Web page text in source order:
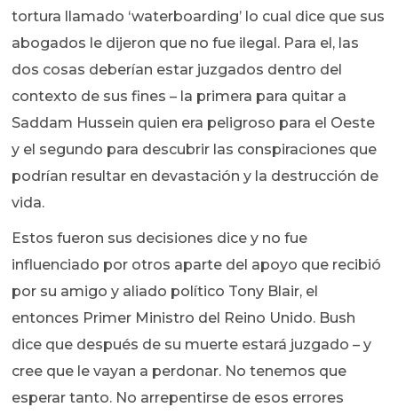
tortura llamado ‘waterboarding’ lo cual dice que sus
abogados le dijeron que no fue ilegal. Para el, las
dos cosas deberían estar juzgados dentro del
contexto de sus fines – la primera para quitar a
Saddam Hussein quien era peligroso para el Oeste
y el segundo para descubrir las conspiraciones que
podrían resultar en devastación y la destrucción de
vida.
Estos fueron sus decisiones dice y no fue
influenciado por otros aparte del apoyo que recibió
por su amigo y aliado político Tony Blair, el
entonces Primer Ministro del Reino Unido. Bush
dice que después de su muerte estará juzgado – y
cree que le vayan a perdonar. No tenemos que
esperar tanto. No arrepentirse de esos errores